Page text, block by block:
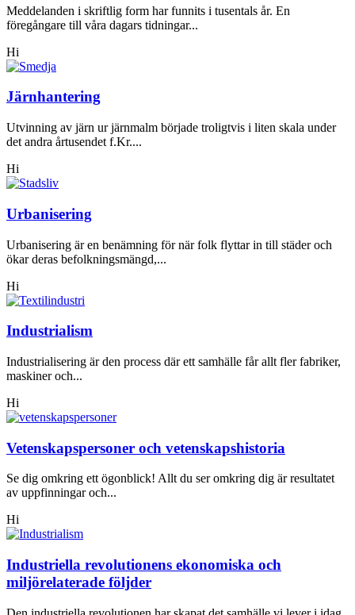
Meddelanden i skriftlig form har funnits i tusentals år. En
föregångare till våra dagars tidningar...
Hi
Järnhantering
Utvinning av järn ur järnmalm började troligtvis i liten skala under
det andra årtusendet f.Kr....
Hi
Urbanisering
Urbanisering är en benämning för när folk flyttar in till städer och
ökar deras befolkningsmängd,...
Hi
Industrialism
Industrialisering är den process där ett samhälle får allt fler fabriker,
maskiner och...
Hi
Vetenskapspersoner och vetenskapshistoria
Se dig omkring ett ögonblick! Allt du ser omkring dig är resultatet
av uppfinningar och...
Hi
Industriella revolutionens ekonomiska och
miljörelaterade följder